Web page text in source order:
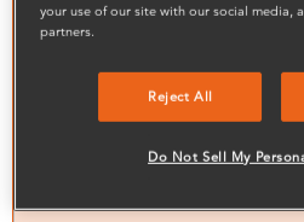
your use of our site with our social media,
partners.
Reject All
Do Not Sell My